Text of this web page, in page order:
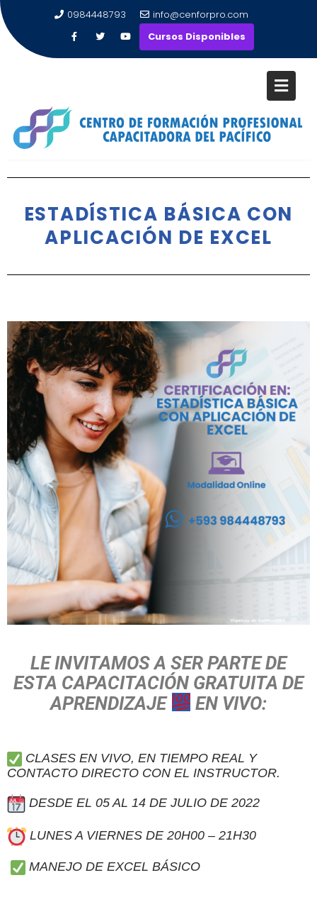
0984448793
info@cenforpro.com
Cursos Disponibles
SALUD OCUPACIONAL,
Y  GESTIÓN  DE
CONSTRUCCIÓN
ESTADÍSTICA BÁSICA CON
APLICACIÓN DE EXCEL
LE INVITAMOS A SER PARTE DE
ESTA CAPACITACIÓN GRATUITA DE
APRENDIZAJE
EN VIVO:
CLASES EN VIVO, EN TIEMPO REAL Y
CONTACTO DIRECTO CON EL INSTRUCTOR.
DESDE EL 05 AL 14 DE JULIO DE 2022
LUNES A VIERNES DE 20H00 – 21H30
MANEJO DE EXCEL BÁSICO